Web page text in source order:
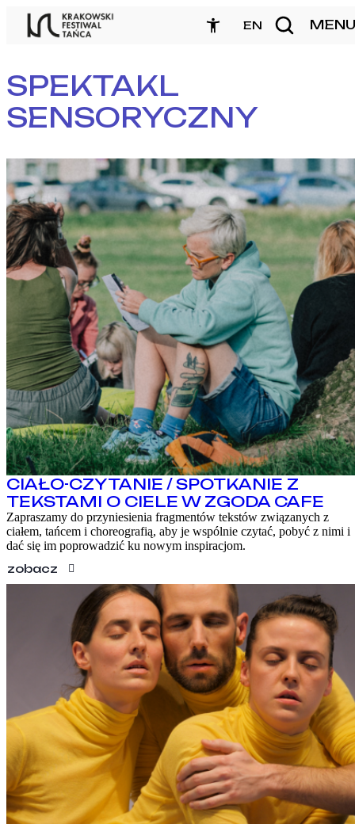
Przejdź
treści
zamknij
PROGRAM
WARSZTATY
O FESTIWALU
KONTAKT
EN
EN MENU
SPEKTAKL
SENSORYCZNY
CIAŁO-CZYTANIE / SPOTKANIE Z
TEKSTAMI O CIELE W ZGODA CAFE
Zapraszamy do przyniesienia fragmentów tekstów związanych z
ciałem, tańcem i choreografią, aby je wspólnie czytać, pobyć z nimi i
dać się im poprowadzić ku nowym inspiracjom.
zobacz